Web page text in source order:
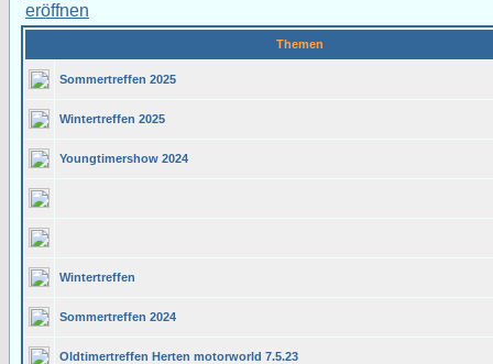
Themen
Sommertreffen 2025
Wintertreffen 2025
Youngtimershow 2024
Wintertreffen
Sommertreffen 2024
Oldtimertreffen Herten motorworld 7.5.23